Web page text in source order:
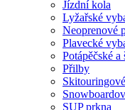
Jízdní kola
Lyžařské
Neoprenové
Plavecké
Potápěčské
Přilby
SUP prkna